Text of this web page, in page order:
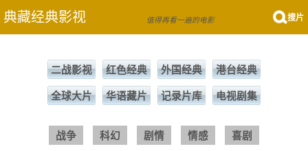
典藏经典影视 值得再看一遍的电影 搜片
二战影视 红色经典 外国经典 港台经典
全球大片 华语藏片 记录片库 电视剧集
战争 科幻 剧情 情感 喜剧